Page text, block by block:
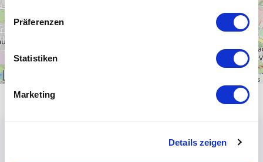
Präferenzen
Statistiken
Marketing
Details zeigen
contributors